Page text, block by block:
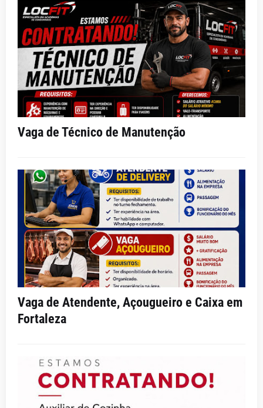
Vaga de Técnico de Manutenção
Vaga de Atendente, Açougueiro e Caixa em
Fortaleza